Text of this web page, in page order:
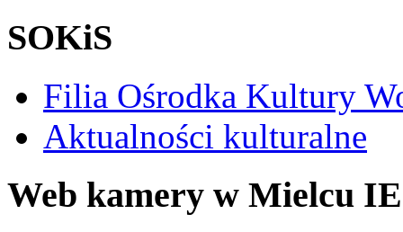
SOKiS
Filia Ośrodka Kultury
Aktualności kulturalne
Web kamery w Mielcu IE